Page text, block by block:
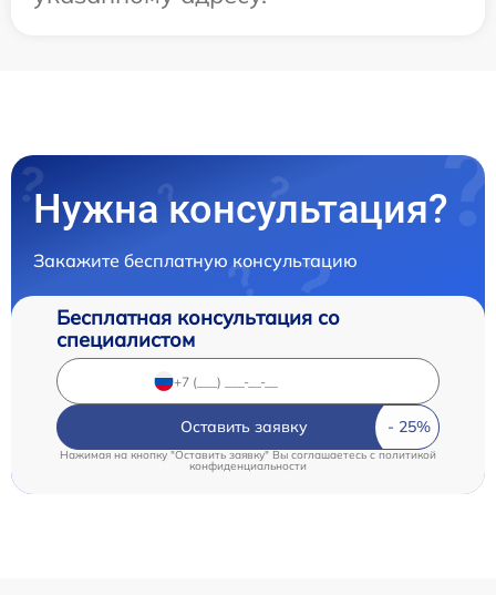
Нужна консультация?
Закажите бесплатную консультацию
Бесплатная консультация со
специалистом
Оставить заявку
Нажимая на кнопку "Оставить заявку" Вы соглашаетесь c политикой
конфиденциальности